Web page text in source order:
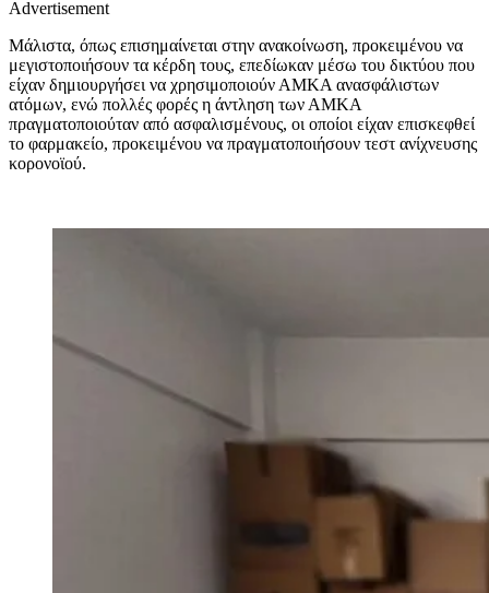
Advertisement
Μάλιστα, όπως επισημαίνεται στην ανακοίνωση, προκειμένου να
μεγιστοποιήσουν τα κέρδη τους, επεδίωκαν μέσω του δικτύου που
είχαν δημιουργήσει να χρησιμοποιούν ΑΜΚΑ ανασφάλιστων
ατόμων, ενώ πολλές φορές η άντληση των ΑΜΚΑ
πραγματοποιούταν από ασφαλισμένους, οι οποίοι είχαν επισκεφθεί
το φαρμακείο, προκειμένου να πραγματοποιήσουν τεστ ανίχνευσης
κορονοϊού.